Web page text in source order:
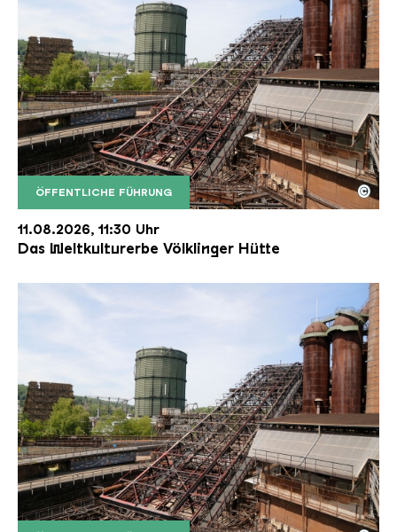
ÖFFENTLICHE FÜHRUNG
Der Erzschrägaufzug der Völklinger Hütte mit
Copyright: Weltkulturerbe Völklinger Hütte | Karl
©
11.08.2026, 11:30 Uhr
Das Weltkulturerbe Völklinger Hütte